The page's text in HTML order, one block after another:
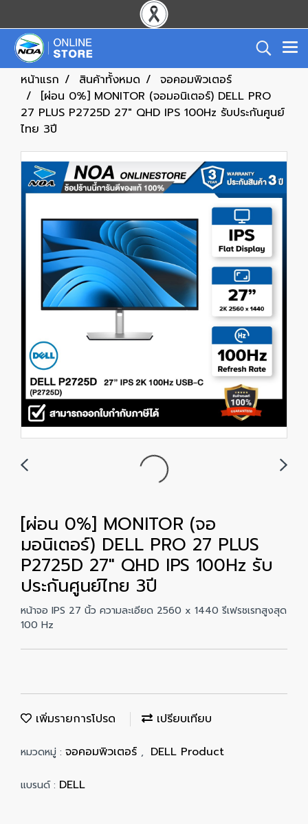
หน้าแรก สินค้าทั้งหมด
จอคอมพิวเตอร์
[ผ่อน 0%] MONITOR (จอมอนิเตอร์) DELL PRO
27 PLUS P2725D 27" QHD IPS 100Hz รับประกันศูนย์
ไทย 3ปี
[ผ่อน 0%] MONITOR (จอ
มอนิเตอร์) DELL PRO 27 PLUS
P2725D 27" QHD IPS 100Hz รับ
ประกันศูนย์ไทย 3ปี
หน้าจอ IPS 27 นิ้ว ความละเอียด 2560 x 1440 รีเฟรชเรทสูงสุด
100 Hz
เพิ่มรายการโปรด เปรียบเทียบ
หมวดหมู่ : จอคอมพิวเตอร์ , DELL Product
แบรนด์ : DELL